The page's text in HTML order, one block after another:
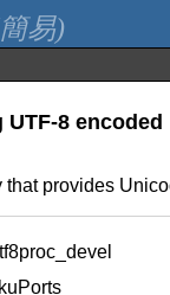
易)
8
provides